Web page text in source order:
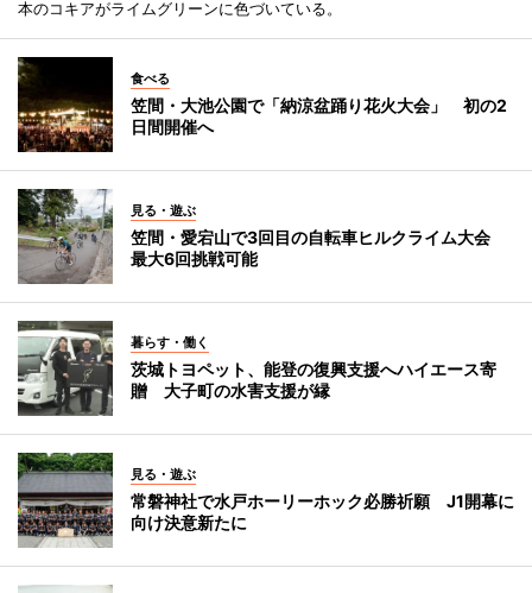
本のコキアがライムグリーンに色づいている。
食べる
笠間・大池公園で「納涼盆踊り花火大会」 初の2
日間開催へ
見る・遊ぶ
笠間・愛宕山で3回目の自転車ヒルクライム大会
最大6回挑戦可能
暮らす・働く
茨城トヨペット、能登の復興支援へハイエース寄
贈 大子町の水害支援が縁
見る・遊ぶ
常磐神社で水戸ホーリーホック必勝祈願 J1開幕に
向け決意新たに